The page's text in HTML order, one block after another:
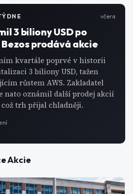
včera
3 biliony USD po
prodává akcie
kvartále poprvé v historii
3 biliony USD, tažen
růstem AWS. Zakladatel
nato oznámil další prodej akcií
trh přijal chladněji.
Akcie